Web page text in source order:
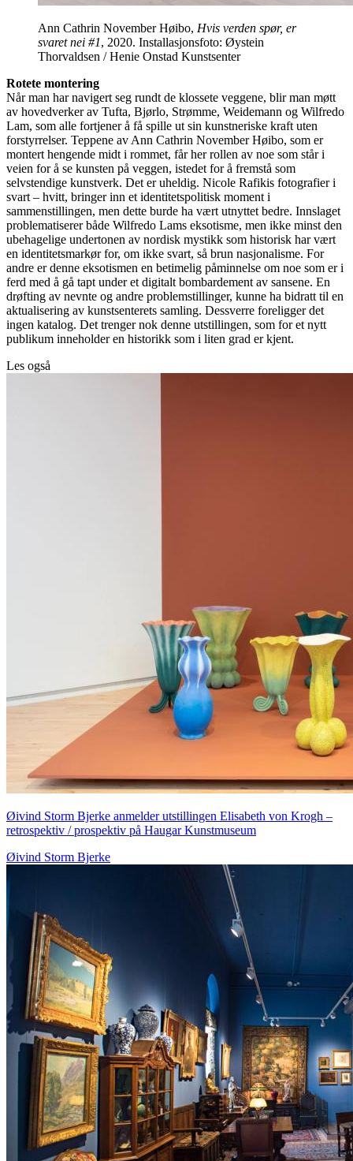
Ann Cathrin November Høibo, Hvis verden spør, er
svaret nei #1, 2020. Installasjonsfoto: Øystein
Thorvaldsen / Henie Onstad Kunstsenter
Rotete montering
Når man har navigert seg rundt de klossete veggene, blir man møtt
av hovedverker av Tufta, Bjørlo, Strømme, Weidemann og Wilfredo
Lam, som alle fortjener å få spille ut sin kunstneriske kraft uten
forstyrrelser. Teppene av Ann Cathrin November Høibo, som er
montert hengende midt i rommet, får her rollen av noe som står i
veien for å se kunsten på veggen, istedet for å fremstå som
selvstendige kunstverk. Det er uheldig. Nicole Rafikis fotografier i
svart – hvitt, bringer inn et identitetspolitisk moment i
sammenstillingen, men dette burde ha vært utnyttet bedre. Innslaget
problematiserer både Wilfredo Lams eksotisme, men ikke minst den
ubehagelige undertonen av nordisk mystikk som historisk har vært
en identitetsmarkør for, om ikke svart, så brun nasjonalisme. For
andre er denne eksotismen en betimelig påminnelse om noe som er i
ferd med å gå tapt under et digitalt bombardement av sansene. En
drøfting av nevnte og andre problemstillinger, kunne ha bidratt til en
aktualisering av kunstsenterets samling. Dessverre foreligger det
ingen katalog. Det trenger nok denne utstillingen, som for et nytt
publikum inneholder en historikk som i liten grad er kjent.
Les også
Øivind Storm Bjerke anmelder utstillingen Elisabeth von Krogh –
retrospektiv / prospektiv på Haugar Kunstmuseum
Øivind Storm Bjerke